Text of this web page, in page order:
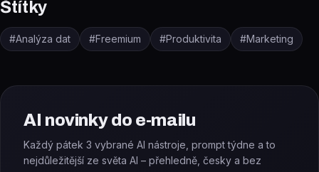
Štítky
#Analýza dat #Freemium #Produktivita #Marketing
AI novinky do e-mailu
Každý pátek 3 vybrané AI nástroje, prompt týdne a to
nejdůležitější ze světa AI – přehledně, česky a bez